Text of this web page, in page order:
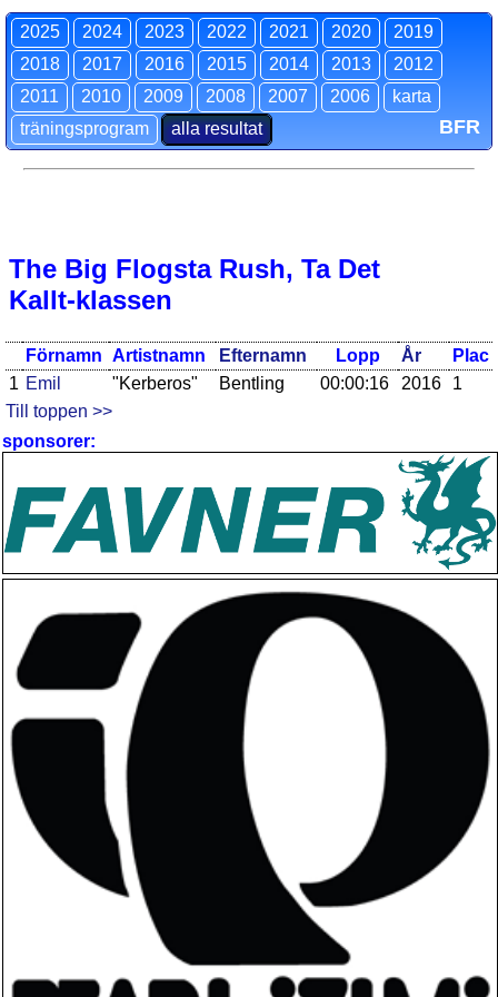
2025 2024 2023 2022 2021 2020
2019
2018
2017 2016 2015 2014 2013
2012
2011
2010 2009 2008 2007 2006
karta
träningsprogram
alla resultat BFR
The Big Flogsta Rush, Ta Det
Kallt-klassen
Förnamn Artistnamn Efternamn Lopp År
Plac
1 Emil "Kerberos" Bentling 00:00:16 2016
1
Till toppen >>
sponsorer: